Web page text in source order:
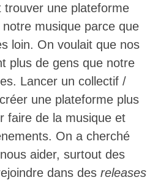
trouver une plateforme
musique parce que
loin. On voulait que nos
plus de gens que notre
Lancer un collectif /
une plateforme plus
faire de la musique et
On a cherché
aider, surtout des
dans des releases